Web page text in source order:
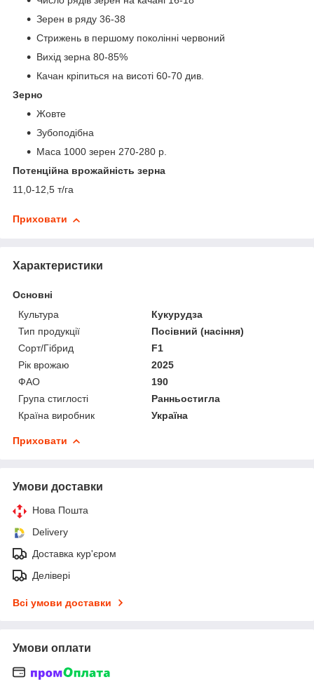
Зерен в ряду 36-38
Стрижень в першому поколінні червоний
Вихід зерна 80-85%
Качан кріпиться на висоті 60-70 див.
Зерно
Жовте
Зубоподібна
Маса 1000 зерен 270-280 р.
Потенційна врожайність зерна
11,0-12,5 т/га
Приховати
Характеристики
Основні
Культура
Кукурудза
Тип продукції
Посівний (насіння)
Сорт/Гібрид
F1
Рік врожаю
2025
ФАО
190
Група стиглості
Ранньостигла
Країна виробник
Україна
Приховати
Умови доставки
Нова Пошта
Delivery
Доставка кур'єром
Делівері
Всі умови доставки
Умови оплати